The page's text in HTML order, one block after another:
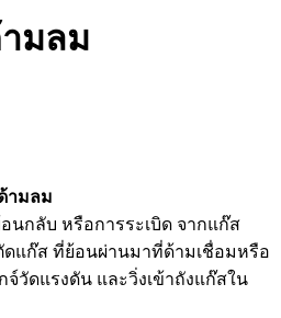
ามลม
ามลม
นกลับ หรือการระเบิด จากแก๊ส
แก๊ส ที่ย้อนผ่านมาที่ด้ามเชื่อมหรือ
จ์วัดแรงดัน และวิ่งเข้าถังแก๊สใน